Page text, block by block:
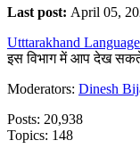
Last post: April 05,
Utttarakhand
इस विभाग में आप देख सकते
Moderators: Dinesh
Posts: 20,938
Topics: 148